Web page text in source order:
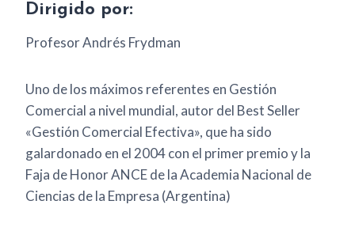
Dirigido por:
Profesor Andrés Frydman
Uno de los máximos referentes en Gestión
Comercial a nivel mundial, autor del Best Seller
«Gestión Comercial Efectiva», que ha sido
galardonado en el 2004 con el primer premio y la
Faja de Honor ANCE de la Academia Nacional de
Ciencias de la Empresa (Argentina)